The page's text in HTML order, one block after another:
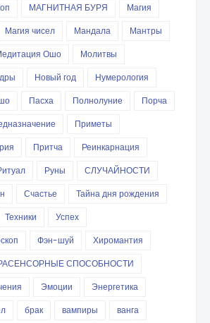
МАГНИТНАЯ БУРЯ
Магия
Магия чисел Мандала
Мантры
Ошо
Молитвы
Новый год
Нумерология
Пасха Полнолуние
Порча
Приметы
Притча
Реинкарнация
Руны
СЛУЧАЙНОСТИ
Счастье
Тайна дня рождения
Техники
Успех
Фэн-шуй
Хиромантия
СПОСОБНОСТИ
Эмоции
Энергетика
брак вампиры
ванга